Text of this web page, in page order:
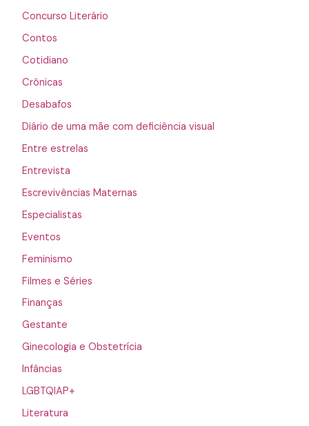
Concurso Literário
Contos
Cotidiano
Crônicas
Desabafos
Diário de uma mãe com deficiência visual
Entre estrelas
Entrevista
Escrevivências Maternas
Especialistas
Eventos
Feminismo
Filmes e Séries
Finanças
Gestante
Ginecologia e Obstetrícia
Infâncias
LGBTQIAP+
Literatura